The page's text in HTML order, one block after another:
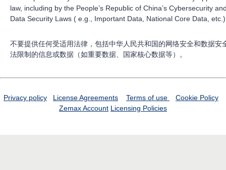
law, including by the People’s Republic of China’s Cybersecurity
Data Security Laws ( e.g., Important Data, National Core Data,
不要提供任何受适用法律，包括中华人民共和国的网络安全和数据安
法限制的信息或数据（如重要数据、国家核心数据等）。
Privacy policy License Agreements Terms of use
Cookie Policy
Zemax Account Licensing Policies